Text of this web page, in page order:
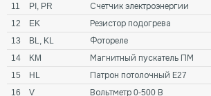
11
PI, PR Счетчик электроэнергии
12
EK Резистор подогрева
13
BL, KL Фотореле
14
KM Магнитный пускатель ПМ
15
HL Патрон потолочный Е27
16
V Вольтметр 0-500 В